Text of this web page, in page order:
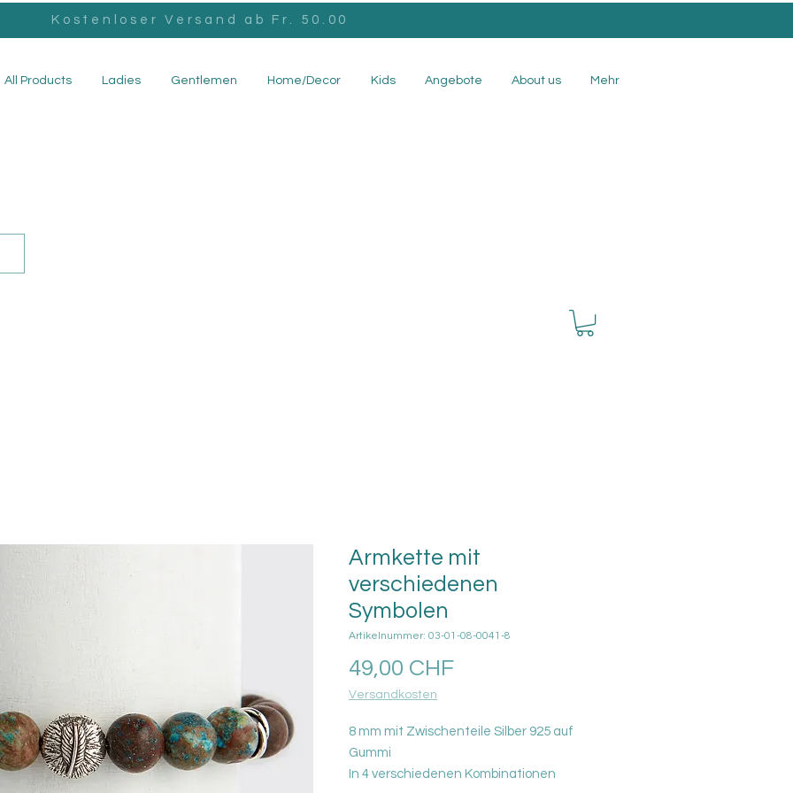
Kostenloser Versand ab Fr. 50.00
All Products Ladies Gentlemen Home/Decor Kids Angebote About us Mehr
Armkette mit
verschiedenen
Symbolen
Artikelnummer: 03-01-08-0041-8
49,00 CHFPreis
Versandkosten
8 mm mit Zwischenteile Silber 925 auf
Gummi
In 4 verschiedenen Kombinationen